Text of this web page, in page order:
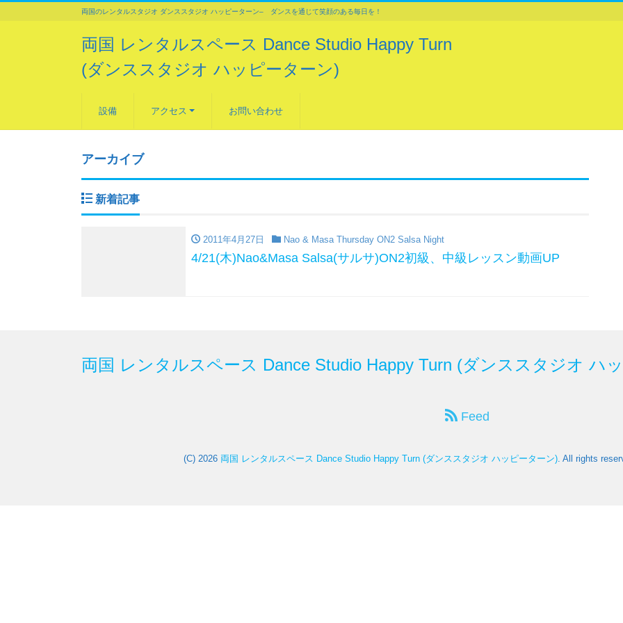
両国のレンタルスタジオ ダンススタジオ ハッピーターン– ダンスを通じて笑顔のある毎日を！
両国 レンタルスペース Dance Studio Happy Turn
(ダンススタジオ ハッピーターン)
設備 アクセス お問い合わせ
アーカイブ
新着記事
2011年4月27日 Nao & Masa Thursday ON2 Salsa Night
4/21(木)Nao&Masa Salsa(サルサ)ON2初級、中級レッスン動画UP
両国 レンタルスペース Dance Studio Happy Turn (ダンススタジオ ハ
Feed
(C) 2026 両国 レンタルスペース Dance Studio Happy Turn (ダンススタジオ ハッピーターン). All rights